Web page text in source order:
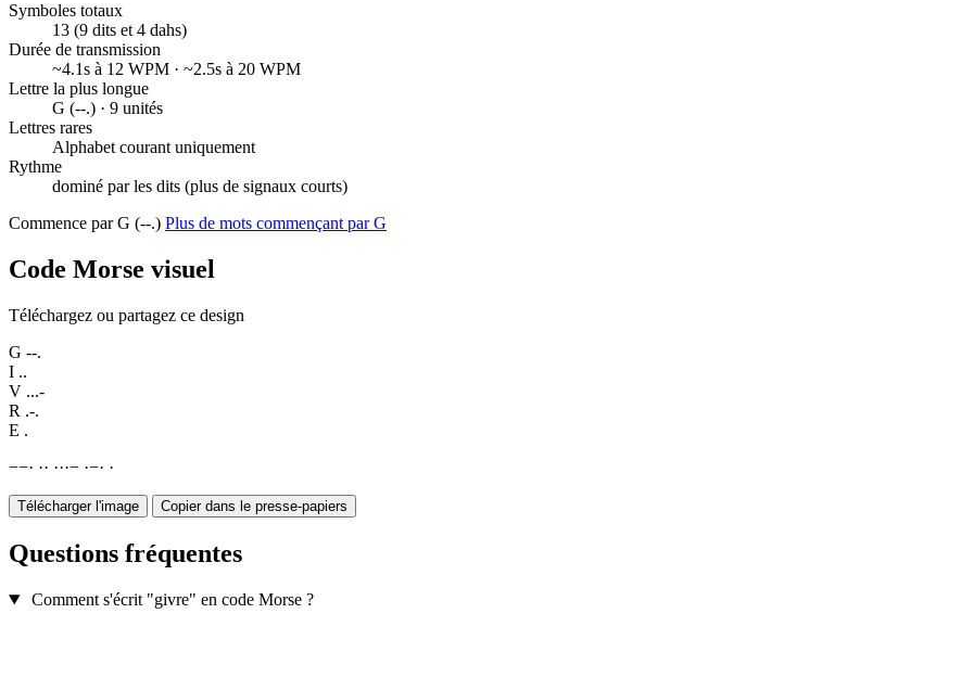
Symboles totaux
13 (9 dits et 4 dahs)
Durée de transmission
~4.1s à 12 WPM · ~2.5s à 20 WPM
Lettre la plus longue
G (--.) · 9 unités
Lettres rares
Alphabet courant uniquement
Rythme
dominé par les dits (plus de signaux courts)
Commence par G (--.) Plus de mots commençant par G
Code Morse visuel
Téléchargez ou partagez ce design
G --.
I ..
V ...-
R .-.
E .
−−· ·· ···− ·−· ·
Télécharger l'image Copier dans le presse-papiers
Questions fréquentes
Comment s'écrit "givre" en code Morse ?